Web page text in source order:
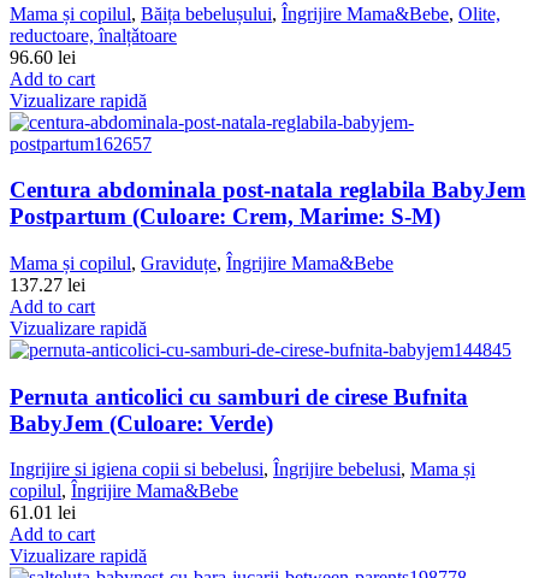
Mama și copilul, Băița bebelușului, Îngrijire Mama&Bebe, Olite,
reductoare, înalțǎtoare
96.60 lei
Add to cart
Vizualizare rapidă
Centura abdominala post-natala reglabila BabyJem
Postpartum (Culoare: Crem, Marime: S-M)
Mama și copilul, Graviduțe, Îngrijire Mama&Bebe
137.27 lei
Add to cart
Vizualizare rapidă
Pernuta anticolici cu samburi de cirese Bufnita
BabyJem (Culoare: Verde)
Ingrijire si igiena copii si bebelusi, Îngrijire bebelusi, Mama și
copilul, Îngrijire Mama&Bebe
61.01 lei
Add to cart
Vizualizare rapidă